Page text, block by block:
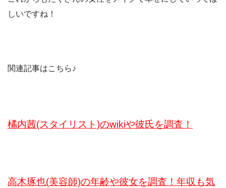
しいですね！
関連記事はこちら♪
橘内茜(スタイリスト)のwikiや彼氏を調査！
高木琢也(美容師)の年齢や彼女を調査！年収も気